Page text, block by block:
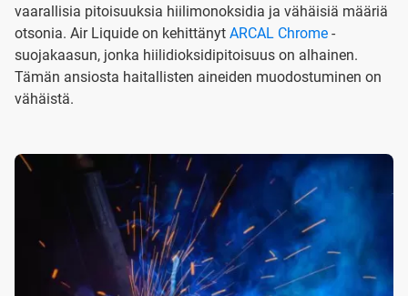
vaarallisia pitoisuuksia hiilimonoksidia ja vähäisiä määriä
otsonia. Air Liquide on kehittänyt ARCAL Chrome -
suojakaasun, jonka hiilidioksidipitoisuus on alhainen.
Tämän ansiosta haitallisten aineiden muodostuminen on
vähäistä.